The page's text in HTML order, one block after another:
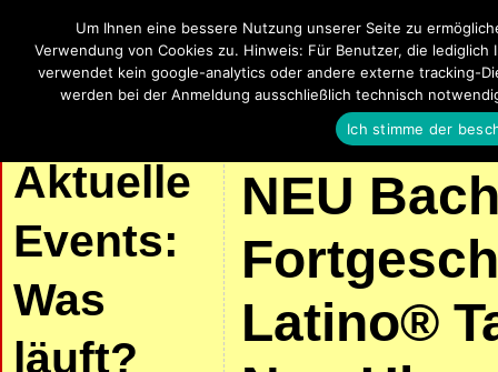
SalsaUlm
Salsa, Bachata, Kizomba, Zouk und
SALSA UND
Aktuelle
Events:
Was
läuft?
NEU
Latino®
Um Ihnen eine bessere Nutzung unserer Seite zu
Verwendung von Cookies zu. Hinweis: Für Benutzer, die
verwendet kein google-analytics oder andere externe tracking-
werden bei der Anmeldung ausschließlich technisch
Ich stimme der